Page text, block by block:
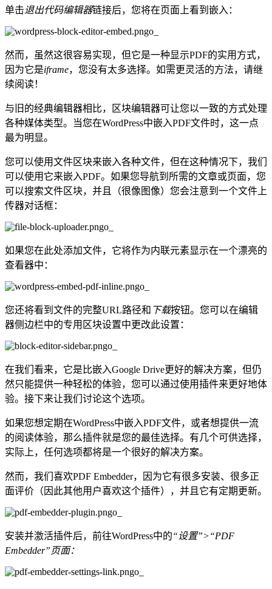
单击退出代码编辑器链接后，您将在页面上看到嵌入：
然而，虽然这很容易实现，但它是一种显示PDF的实用方式，
因为它是iframe，您没有太多选择。如需更灵活的方法，请继
续阅读！
与旧的经典编辑器相比，区块编辑器可让您以一致的方式处理
各种媒体类型。当您在WordPress中嵌入PDF文件时，这一点
最为明显。
您可以使用文件区块来嵌入各种文件，但在这种情况下，我们
可以使用它来嵌入PDF。如果您导航到所需的文章或页面，您
可以搜索文件区块，并且（很像图像）您会注意到一个文件上
传器对话框：
如果您在此处添加文件，它将作为内联元素显示在一个漂亮的
查看器中：
您还将看到文件的完整URL路径和 下载按钮。您可以在编辑
器侧边栏中的专用区块设置中更改此设置：
在我们看来，它是比嵌入Google Drive更好的解决方案，但仍
然只能提供一种轻松的体验，您可以通过使用插件来更好地体
验。接下来让我们讨论这个选项。
如果您想定期在WordPress中嵌入PDF文件，或者想提供一流
的阅读体验，那么插件就是您的最佳选择。有几个可供选择，
实际上，任何选项都将是一个很好的解决方案。
然而，我们喜欢PDF Embedder，因为它有很多安装、很多正
面评价（因此其他用户喜欢这个插件），并且它有定期更新。
安装并激活插件后，前往WordPress中的“设置”>“PDF
Embedder”页面：